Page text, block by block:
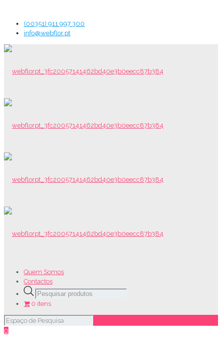
(00351) 911 997 300
info@webflor.pt
Quem Somos
Contactos
Products
search
0 itens
0